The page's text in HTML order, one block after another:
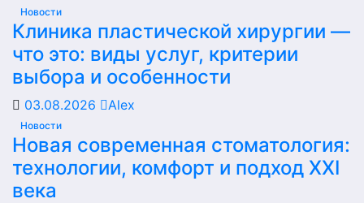
Новости
Клиника пластической хирургии —
что это: виды услуг, критерии
выбора и особенности
03.08.2026 Alex
Новости
Новая современная стоматология:
технологии, комфорт и подход XXI
века